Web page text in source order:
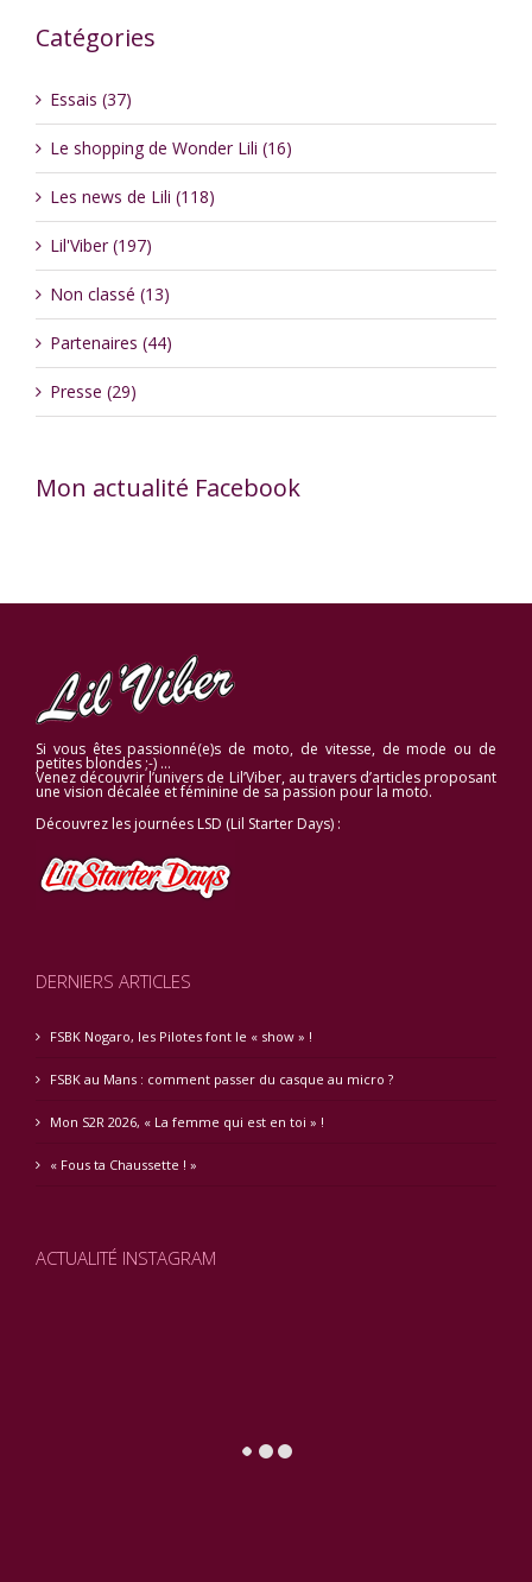
Catégories
Essais (37)
Le shopping de Wonder Lili (16)
Les news de Lili (118)
Lil'Viber (197)
Non classé (13)
Partenaires (44)
Presse (29)
Mon actualité Facebook
Si vous êtes passionné(e)s de moto, de vitesse, de mode ou de
petites blondes ;-) …
Venez découvrir l’univers de Lil’Viber, au travers d’articles proposant
une vision décalée et féminine de sa passion pour la moto.
Découvrez les journées LSD (Lil Starter Days) :
DERNIERS ARTICLES
FSBK Nogaro, les Pilotes font le « show » !
FSBK au Mans : comment passer du casque au micro ?
Mon S2R 2026, « La femme qui est en toi » !
« Fous ta Chaussette ! »
ACTUALITÉ INSTAGRAM